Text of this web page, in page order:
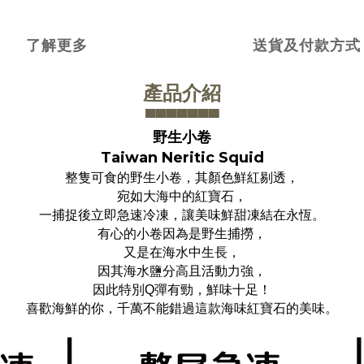
了解更多 送貨及付款方式
產品介紹
▀▀▀▀▀▀▀
野生小卷
Taiwan Neritic Squid
整隻可食的野生小卷，其顏色鮮紅剔透，
宛如大海中的紅寶石，
一捕捉後立即急速冷凍，讓美味鮮甜凍結在永恆。
有心的小卷因為是野生捕撈，
又是在海水中生長，
因其海水鹽分高且活動力強，
因此特別Q彈有勁，鮮味十足！
喜歡海鮮的你，千萬不能錯過這款海味紅寶石的美味。